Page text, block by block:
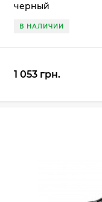
черный
В НАЛИЧИИ
1 053 грн.